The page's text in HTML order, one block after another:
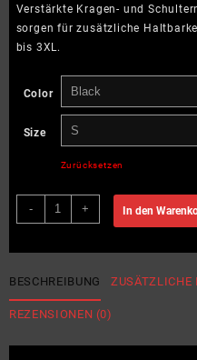
Verstärkte Kragen- und
sorgen für zusätzliche
bis 3XL.
Color
Size
Zurücksetzen
-
Bowling
vibes
Herren
Premium
Bio
+ In den
BESCHREIBUNG ZUSÄTZLICHE
REZENSIONEN (0)